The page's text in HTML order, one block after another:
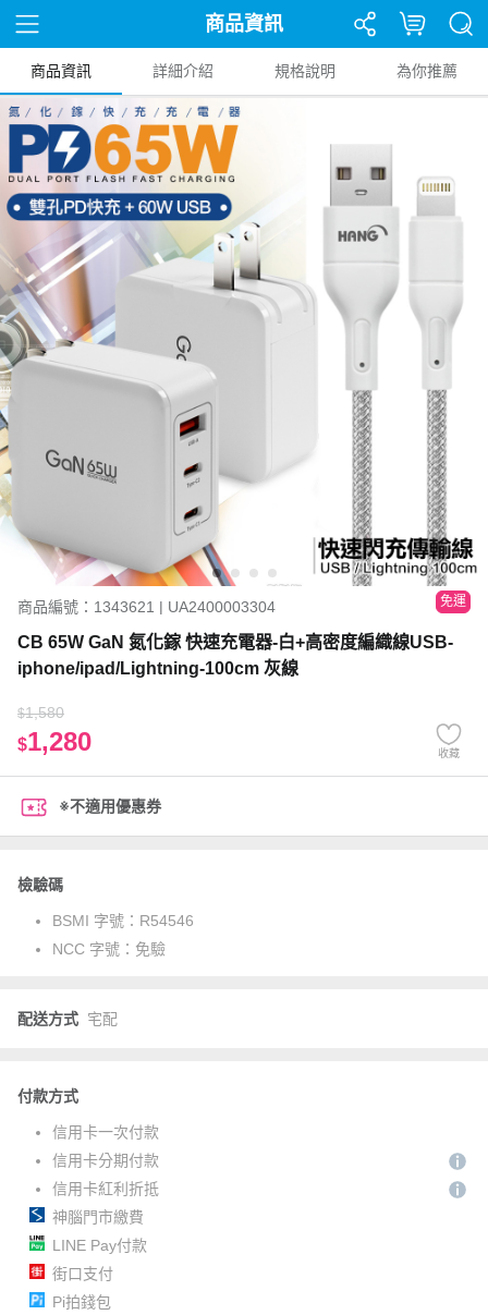
商品資訊
商品資訊 詳細介紹 規格說明 為你推薦
商品編號：1343621 | UA2400003304 免運
CB 65W GaN 氮化鎵 快速充電器-白+高密度編織線USB-
iphone/ipad/Lightning-100cm 灰線
$1,580
$1,280 收藏
※不適用優惠券
檢驗碼
BSMI 字號： R54546
NCC 字號： 免驗
配送方式 宅配
付款方式
信用卡一次付款
信用卡分期付款
信用卡紅利折抵
神腦門市繳費
LINE Pay付款
街口支付
Pi拍錢包